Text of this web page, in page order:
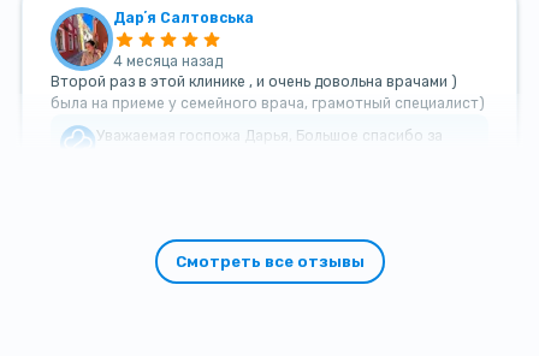
Дарʼя Салтовська
4 месяца назад
Второй раз в этой клинике , и очень довольна врачами )
была на приеме у семейного врача, грамотный специалист)
Уважаемая госпожа Дарья, Большое спасибо за
Смотреть все отзывы